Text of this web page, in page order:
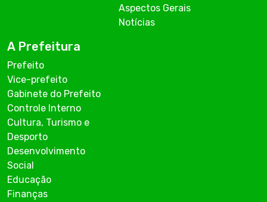
Aspectos Gerais
Notícias
A Prefeitura
Prefeito
Vice-prefeito
Gabinete do Prefeito
Controle Interno
Cultura, Turismo e
Desporto
Desenvolvimento
Social
Educação
Finanças